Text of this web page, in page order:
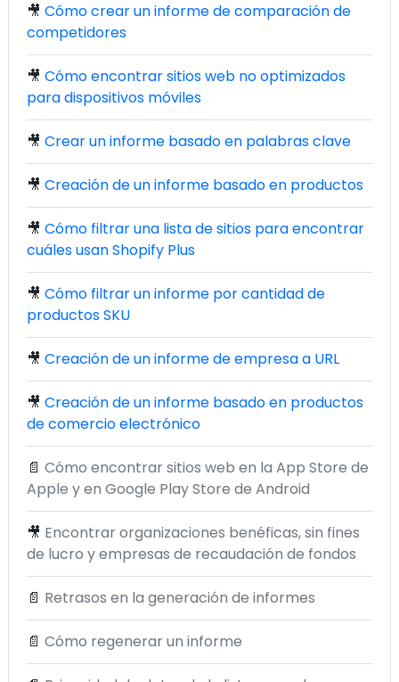
🎥 Cómo crear un informe de comparación de
competidores
🎥 Cómo encontrar sitios web no optimizados
para dispositivos móviles
🎥 Crear un informe basado en palabras clave
🎥 Creación de un informe basado en productos
🎥 Cómo filtrar una lista de sitios para encontrar
cuáles usan Shopify Plus
🎥 Cómo filtrar un informe por cantidad de
productos SKU
🎥 Creación de un informe de empresa a URL
🎥 Creación de un informe basado en productos
de comercio electrónico
📄 Cómo encontrar sitios web en la App Store de
Apple y en Google Play Store de Android
🎥 Encontrar organizaciones benéficas, sin fines
de lucro y empresas de recaudación de fondos
📄 Retrasos en la generación de informes
📄 Cómo regenerar un informe